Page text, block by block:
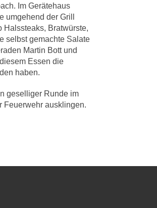
Im Gerätehaus
umgehend der Grill
Halssteaks, Bratwürste,
selbst gemachte Salate
Martin Bott und
Essen die
haben.
geselliger Runde im
Feuerwehr ausklingen.